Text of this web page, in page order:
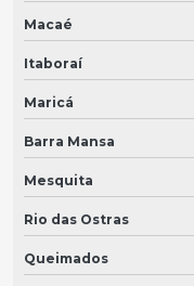
Macaé
Itaboraí
Maricá
Barra Mansa
Mesquita
Rio das Ostras
Queimados